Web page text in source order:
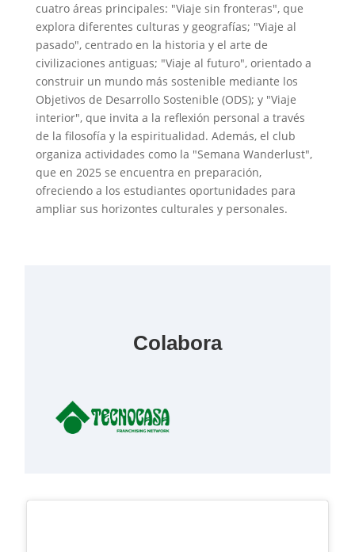
cuatro áreas principales: "Viaje sin fronteras", que
explora diferentes culturas y geografías; "Viaje al
pasado", centrado en la historia y el arte de
civilizaciones antiguas; "Viaje al futuro", orientado a
construir un mundo más sostenible mediante los
Objetivos de Desarrollo Sostenible (ODS); y "Viaje
interior", que invita a la reflexión personal a través
de la filosofía y la espiritualidad. Además, el club
organiza actividades como la "Semana Wanderlust",
que en 2025 se encuentra en preparación,
ofreciendo a los estudiantes oportunidades para
ampliar sus horizontes culturales y personales.
Colabora